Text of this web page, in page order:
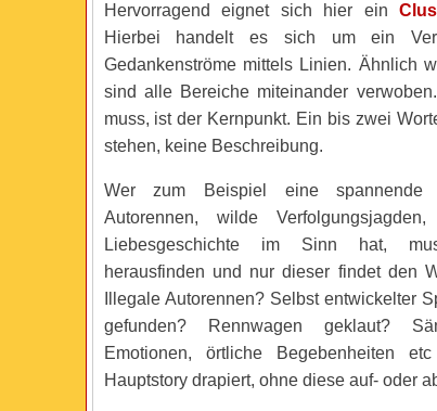
Hervorragend eignet sich hier ein
Hierbei handelt es sich um ein
Gedankenströme mittels Linien. Ähnlich
sind alle Bereiche miteinander
muss, ist der Kernpunkt. Ein bis zwei
stehen, keine Beschreibung.
Wer zum Beispiel eine spannende
Autorennen, wilde
Liebesgeschichte im Sinn hat,
herausfinden und nur dieser findet den
Illegale Autorennen? Selbst entwickelter
gefunden? Rennwagen geklaut?
Emotionen, örtliche Begebenheiten
Hauptstory drapiert, ohne diese auf- oder